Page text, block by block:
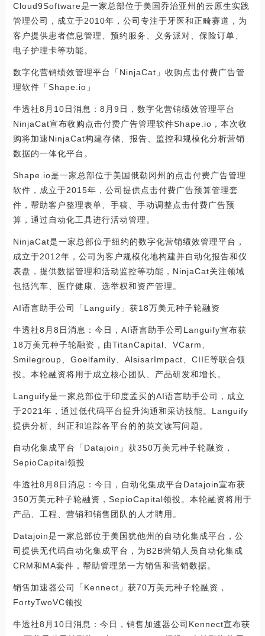
Cloud9Software是一家总部位于美国乔治亚州的云原生实践
管理公司，成立于2010年，公司专注于牙医和正畸赛道，为
客户提供患者信息管理、预约服务、义务派对、保险订单、
电子护理卡等功能。
数字化营销绩效管理平台「NinjaCat」收购点击付费广告管
理软件「Shape.io」
牛透社8月10日消息：8月9日，数字化营销绩效管理平台
NinjaCat宣布收购点击付费广告管理软件Shape.io，本次收
购将加速NinjaCat构建存储、报告、监控和规模化分析营销
数据的一体化平台。
Shape.io是一家总部位于美国俄勒冈州的点击付费广告管理
软件，成立于2015年，公司提供点击付费广告预算管理套
件，帮助客户整理表单、手稿、手动调整点击付费广告预
算，通过自动化工具进行活动管理。
NinjaCat是一家总部位于纽约的数字化营销绩效管理平台，
成立于2012年，公司为客户规模化地构建并自动化报告和仪
表盘，提供数据管理和活动监控等功能，NinjaCat关注领域
包括汽车、医疗健康、选举权和资产管理。
AI语言助手公司「Languify」获18万美元种子轮融资
牛透社8月8日消息：今日，AI语言助手公司Languify宣布获
18万美元种子轮融资，由TitanCapital、VCarm、
Smilegroup、Goelfamily、AlsisarImpact、CIIE等联合领
投。本轮融资将用于成立核心团队、产品研发和增长。
Languify是一家总部位于印度孟买的AI语言助手公司，成立
于2021年，通过低代码平台提升沟通和采访技能。Languify
提供分析、纠正和追踪各平台的的英文读写问题。
自动化集成平台「Datajoin」获350万美元种子轮融资，
SepioCapital领投
牛透社8月8日消息：今日，自动化集成平台Datajoin宣布获
350万美元种子轮融资，SepioCapital领投。本轮融资将用于
产品、工程、营销和销售团队的人才聘用。
Datajoin是一家总部位于美国犹他州的自动化集成平台，公
司提供无代码自动化集成平台，为B2B营销人员自动化集成
CRM和MA套件，帮助管理第一方销售和营销数据。
销售加速器公司「Kennect」获70万美元种子轮融资，
FortyTwoVC领投
牛透社8月10日消息：今日，销售加速器公司Kennect宣布获